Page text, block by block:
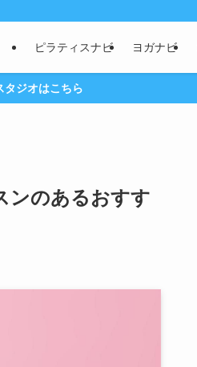
ピラティスナビ ヨガナビ
タジオはこちら
ンのあるおすす